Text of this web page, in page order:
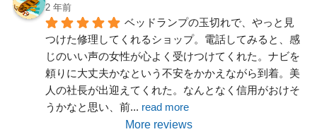
2 年前
ベッドランプの玉切れで、やっと見
つけた修理してくれるショップ。電話してみると、感
じのいい声の女性が心よく受けつけてくれた。ナビを
頼りに大丈夫かなという不安をかかえながら到着。美
人の社長が出迎えてくれた。なんとなく信用がおけそ
うかなと思い、前... read more
More reviews